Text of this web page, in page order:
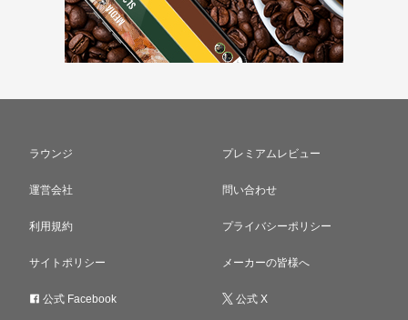
ラウンジ プレミアムレビュー
運営会社 問い合わせ
利用規約 プライバシーポリシー
サイトポリシー メーカーの皆様へ
公式 Facebook 公式 X